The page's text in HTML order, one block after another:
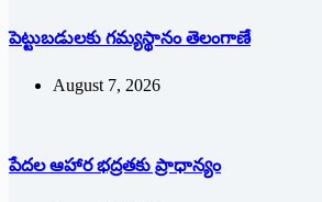
పెట్టుబడులకు గమ్యస్థానం తెలంగాణే
August 7, 2026
పేదల ఆహార భద్రతకు ప్రాధాన్యం